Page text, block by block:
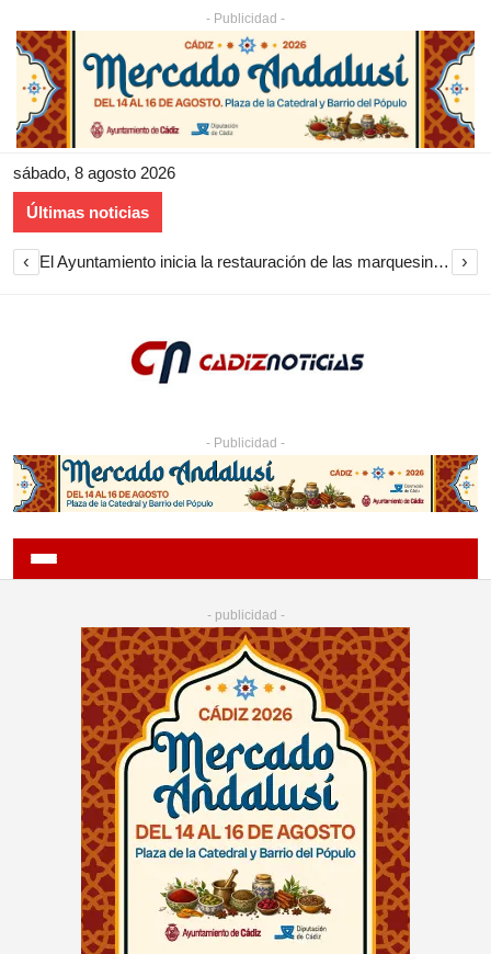
- Publicidad -
sábado, 8 agosto 2026
Últimas noticias
‹ El Ayuntamiento inicia la restauración de las marquesinas de Plaza Esteve para volver a instalarlas en el centro de Jerez ›
- Publicidad -
- publicidad -